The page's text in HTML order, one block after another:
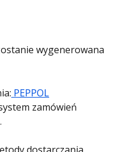
wygenerowana
PEPPOL
zamówień